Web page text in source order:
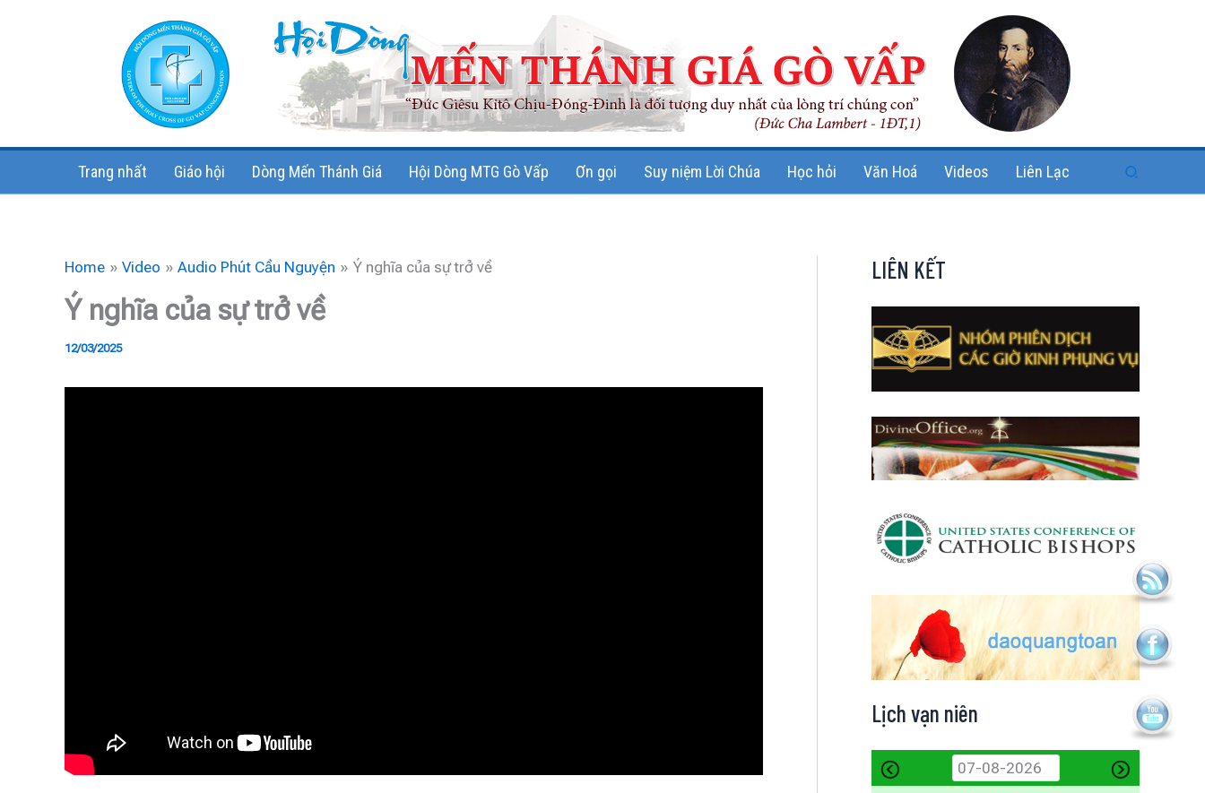
Trang nhất Giáo hội Dòng Mến Thánh Giá Hội Dòng MTG Gò Vấp Ơn gọi Suy niệm Lời Chúa Học hỏi Văn Hoá Videos Liên Lạc Search
Home Video Audio Phút Cầu Nguyện Ý nghĩa của sự trở về
Ý nghĩa của sự trở về
12/03/2025
LIÊN KẾT
Lịch vạn niên